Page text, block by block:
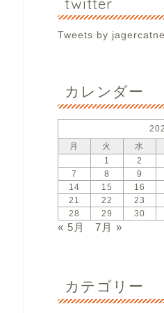
Tweets by
カレンダー
月
火 水
1
2
7
8 9
14
15 16
21
22 23
28
29 30
« 5月 7月 »
カテゴリー